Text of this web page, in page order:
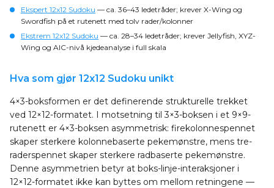
Ekspert 12x12 Sudoku — ca. 36–43 ledetråder; krever X-Wing og
Swordfish på et rutenett med tolv rader/kolonner
Ekstrem 12x12 Sudoku — ca. 28–34 ledetråder; krever Jellyfish, XYZ-
Wing og AIC-nivå kjedeanalyse i full skala
Hva som gjør 12x12 Sudoku unikt
4×3-boksformen er det definerende strukturelle trekket
ved 12×12-formatet. I motsetning til 3×3-boksen i et 9×9-
rutenett er 4×3-boksen asymmetrisk: firekolonnespennet
skaper sterkere kolonnebaserte pekemønstre, mens tre-
raderspennet skaper sterkere radbaserte pekemønstre.
Denne asymmetrien betyr at boks-linje-interaksjoner i
12×12-formatet ikke kan byttes om mellom retningene —